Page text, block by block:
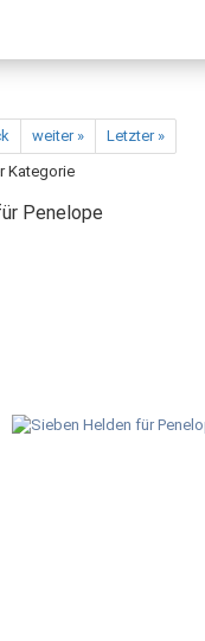
weiter »
Letzter »
Kategorie
Penelope